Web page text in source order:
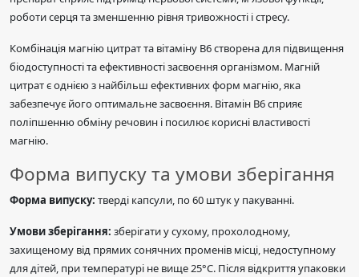
роботи серця та зменшенню рівня тривожності і стресу.
Комбінація магнію цитрат та вітаміну В6 створена для підвищення
біодоступності та ефективності засвоєння організмом. Магній
цитрат є однією з найбільш ефективних форм магнію, яка
забезпечує його оптимальне засвоєння. Вітамін В6 сприяє
поліпшенню обміну речовин і посилює корисні властивості
магнію.
Форма випуску та умови зберігання
Форма випуску: тверді капсули, по 60 штук у пакуванні.
Умови зберігання: зберігати у сухому, прохолодному,
захищеному від прямих сонячних променів місці, недоступному
для дітей, при температурі не вище 25°C. Після відкриття упаковки